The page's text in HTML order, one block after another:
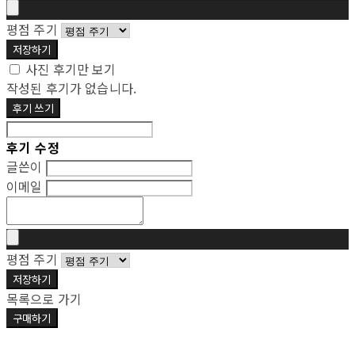
평점 주기
저장하기
사진 후기만 보기
작성된 후기가 없습니다.
후기 쓰기
후기 수정
글쓴이
이메일
평점 주기
저장하기
목록으로 가기
구매하기